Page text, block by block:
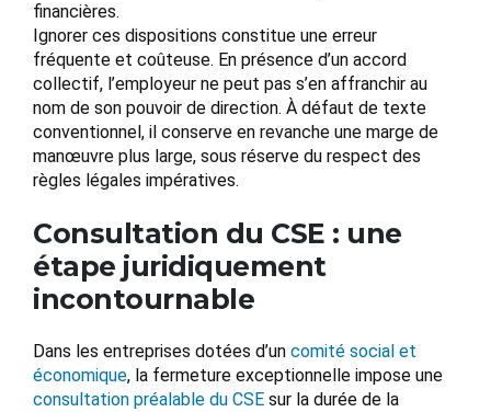
financières.
Ignorer ces dispositions constitue une erreur
fréquente et coûteuse. En présence d’un accord
collectif, l’employeur ne peut pas s’en affranchir au
nom de son pouvoir de direction. À défaut de texte
conventionnel, il conserve en revanche une marge de
manœuvre plus large, sous réserve du respect des
règles légales impératives.
Consultation du CSE : une
étape juridiquement
incontournable
Dans les entreprises dotées d’un comité social et
économique, la fermeture exceptionnelle impose une
consultation préalable du CSE sur la durée de la